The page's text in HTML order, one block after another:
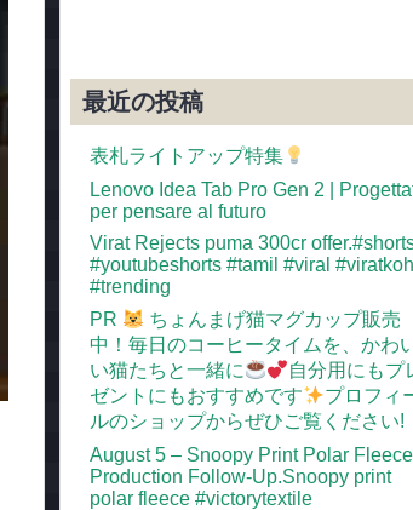
最近の投稿
表札ライトアップ特集
Lenovo Idea Tab Pro Gen 2 |
per pensare al futuro
Virat Rejects puma 300cr
#youtubeshorts #tamil #viral
#trending
PR
ちょんまげ猫マグカップ販売
中！毎日のコーヒータイムを、かわ
い猫たちと一緒に
自分用にもプ
ゼントにもおすすめです
プロフィ
ルのショップからぜひご覧ください!
August 5 – Snoopy Print Polar
Production Follow-Up.Snoopy print
polar fleece #victorytextile